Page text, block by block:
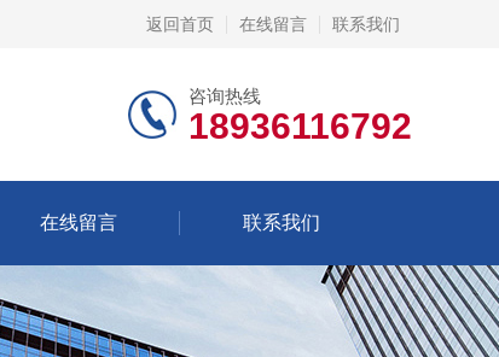
返回首页 在线留言 联系我们
咨询热线
18936116792
在线留言 联系我们